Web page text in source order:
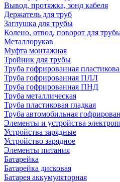
Вывод, протяжка, зонд кабеля
Держатель для труб
Заглушка для трубы
Колено, отвод, поворот для
Металлорукав
Муфта монтажная
Тройник для трубы
Труба гофрированная
Труба гофрированная ПЛЛ
Труба гофрированная ПНД
Труба металлическая
Труба пластиковая гладкая
Труба автомобильная
Элементы и устройства
Устройства зарядные
Устройство зарядное
Элементы питания
Батарейка
Батарейка дисковая
Батарея аккумуляторная